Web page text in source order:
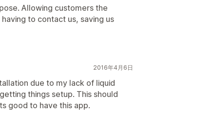
Allowing customers the
to contact us, saving us
2016年4月6日
due to my lack of liquid
things setup. This should
good to have this app.